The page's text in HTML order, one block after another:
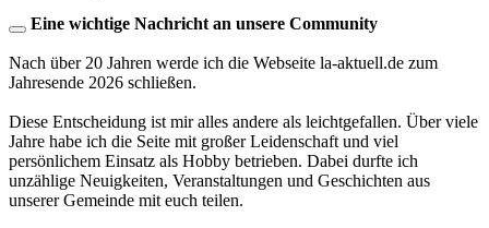
Eine wichtige Nachricht an unsere Community
Nach über 20 Jahren werde ich die Webseite la-aktuell.de zum
Jahresende 2026 schließen.
Diese Entscheidung ist mir alles andere als leichtgefallen. Über viele
Jahre habe ich die Seite mit großer Leidenschaft und viel
persönlichem Einsatz als Hobby betrieben. Dabei durfte ich
unzählige Neuigkeiten, Veranstaltungen und Geschichten aus
unserer Gemeinde mit euch teilen.